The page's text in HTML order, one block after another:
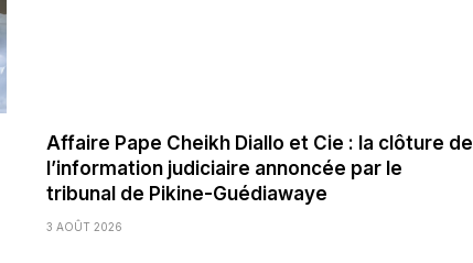
Affaire Pape Cheikh Diallo et Cie : la clôture de
l’information judiciaire annoncée par le
tribunal de Pikine-Guédiawaye
3 AOÛT 2026